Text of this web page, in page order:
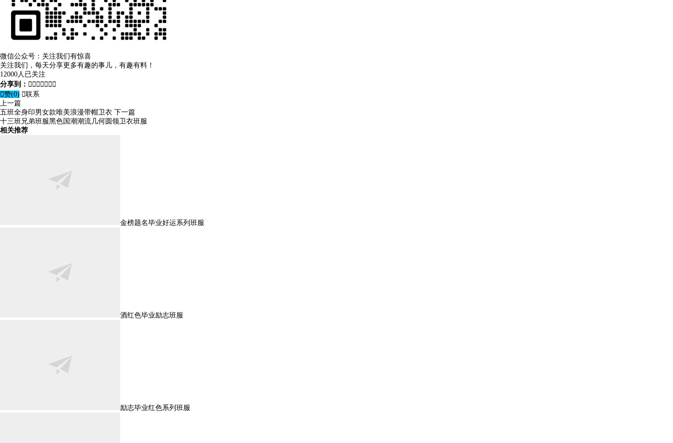
微信公众号：关注我们有惊喜
关注我们，每天分享更多有趣的事儿，有趣有料！
12000人已关注
分享到：       
赞(0) 联系
上一篇
五班全身印男女款唯美浪漫带帽卫衣 下一篇
十三班兄弟班服黑色国潮潮流几何圆领卫衣班服
相关推荐
金榜题名毕业好运系列班服
酒红色毕业励志班服
励志毕业红色系列班服